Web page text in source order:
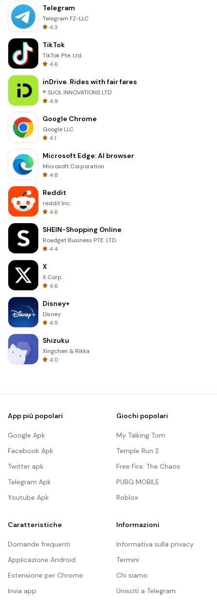
Telegram
Telegram FZ-LLC
4.3
TikTok
TikTok Pte. Ltd.
4.6
inDrive. Rides with fair fares
® SUOL INNOVATIONS LTD
4.9
Google Chrome
Google LLC
4.1
Microsoft Edge: AI browser
Microsoft Corporation
4.8
Reddit
reddit Inc.
4.6
SHEIN-Shopping Online
Roadget Business PTE. LTD.
4.4
X
X Corp.
4.6
Disney+
Disney
4.5
Shizuku
Xingchen & Rikka
4.0
App più popolari
Google Apk
Facebook Apk
Twitter apk
Telegram Apk
Youtube Apk
Giochi popolari
My Talking Tom
Temple Run 2
Free Fire: The Chaos
PUBG MOBILE
Roblox
Caratteristiche
Domande frequenti
Applicazione Android
Estensione per Chrome
Invia app
Informazioni
Informativa sulla privacy
Termini
Chi siamo
Unisciti a Telegram